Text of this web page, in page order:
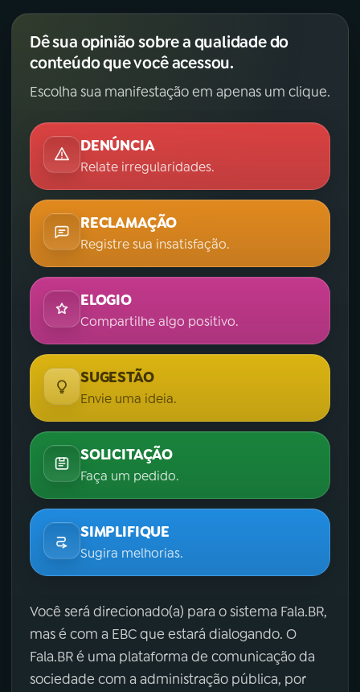
Dê sua opinião sobre a qualidade do
conteúdo que você acessou.
Escolha sua manifestação em apenas um clique.
DENÚNCIA
Relate irregularidades.
RECLAMAÇÃO
Registre sua insatisfação.
ELOGIO
Compartilhe algo positivo.
SUGESTÃO
Envie uma ideia.
SOLICITAÇÃO
Faça um pedido.
SIMPLIFIQUE
Sugira melhorias.
Você será direcionado(a) para o sistema Fala.BR,
mas é com a EBC que estará dialogando. O
Fala.BR é uma plataforma de comunicação da
sociedade com a administração pública, por